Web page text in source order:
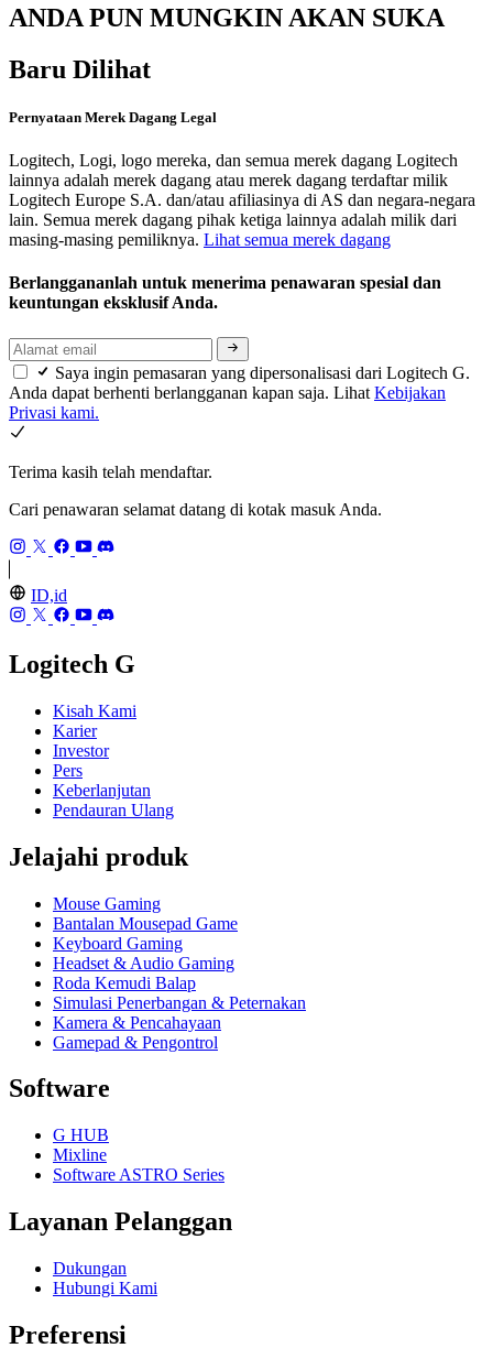
ANDA PUN MUNGKIN AKAN SUKA
Baru Dilihat
Pernyataan Merek Dagang Legal
Logitech, Logi, logo mereka, dan semua merek dagang Logitech
lainnya adalah merek dagang atau merek dagang terdaftar milik
Logitech Europe S.A. dan/atau afiliasinya di AS dan negara-negara
lain. Semua merek dagang pihak ketiga lainnya adalah milik dari
masing-masing pemiliknya. Lihat semua merek dagang
Berlanggananlah untuk menerima penawaran spesial dan
keuntungan eksklusif Anda.
Saya ingin pemasaran yang dipersonalisasi dari Logitech G.
Anda dapat berhenti berlangganan kapan saja. Lihat Kebijakan
Privasi kami.
Terima kasih telah mendaftar.
Cari penawaran selamat datang di kotak masuk Anda.
ID,id
Logitech G
Kisah Kami
Karier
Investor
Pers
Keberlanjutan
Pendauran Ulang
Jelajahi produk
Mouse Gaming
Bantalan Mousepad Game
Keyboard Gaming
Headset & Audio Gaming
Roda Kemudi Balap
Simulasi Penerbangan & Peternakan
Kamera & Pencahayaan
Gamepad & Pengontrol
Software
G HUB
Mixline
Software ASTRO Series
Layanan Pelanggan
Dukungan
Hubungi Kami
Preferensi